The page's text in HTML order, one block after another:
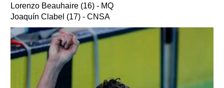
Lorenzo Beauhaire (16) - MQ
Joaquín Clabel (17) - CNSA